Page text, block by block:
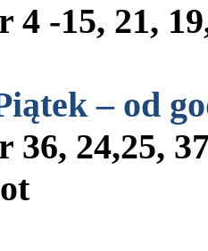
-15, 21,
– od
24,25,